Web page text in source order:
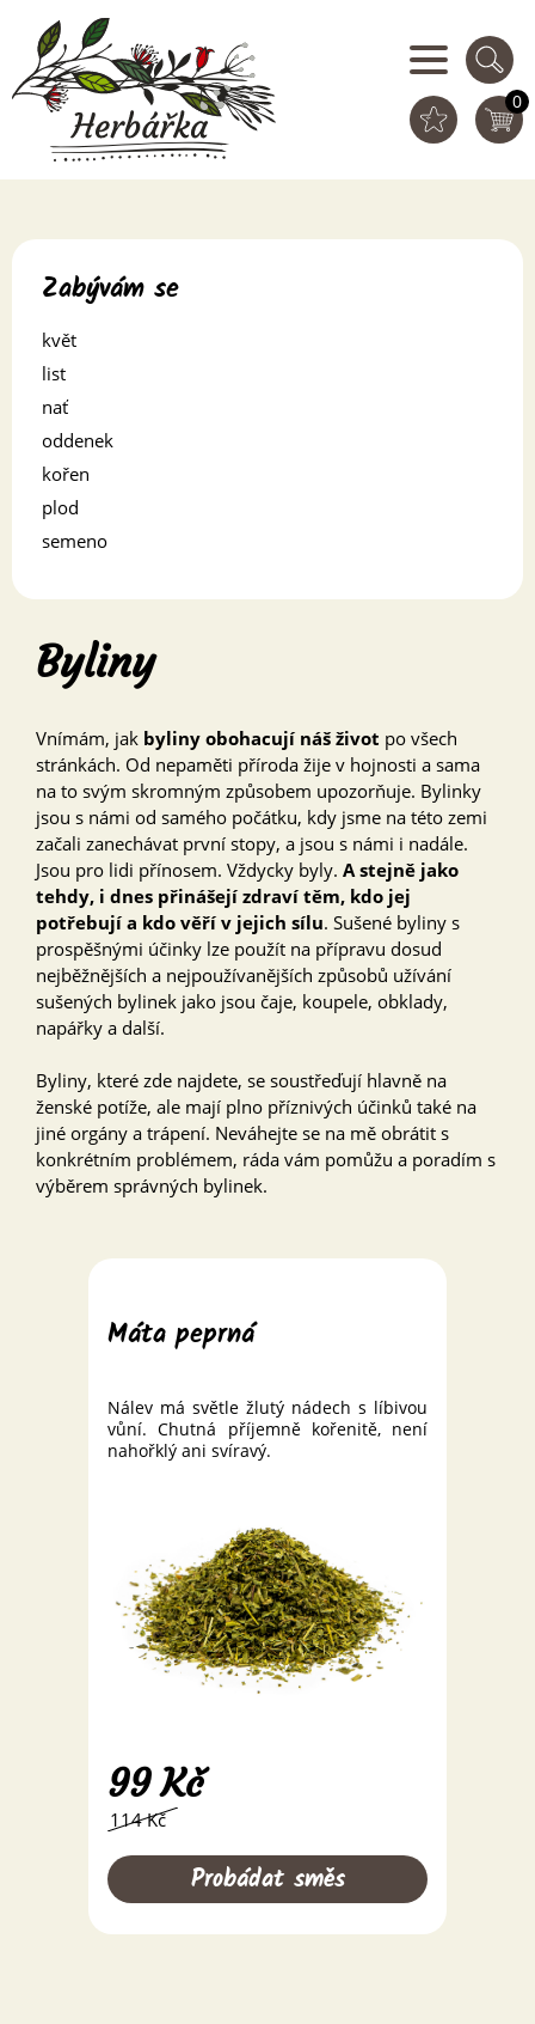
0
Zabývám se
květ
list
nať
oddenek
kořen
plod
semeno
Byliny
Vnímám, jak byliny obohacují náš život po všech
stránkách. Od nepaměti příroda žije v hojnosti a sama
na to svým skromným způsobem upozorňuje. Bylinky
jsou s námi od samého počátku, kdy jsme na této zemi
začali zanechávat první stopy, a jsou s námi i nadále.
Jsou pro lidi přínosem. Vždycky byly. A stejně jako
tehdy, i dnes přinášejí zdraví těm, kdo jej
potřebují a kdo věří v jejich sílu. Sušené byliny s
prospěšnými účinky lze použít na přípravu dosud
nejběžnějších a nejpoužívanějších způsobů užívání
sušených bylinek jako jsou čaje, koupele, obklady,
napářky a další.
Byliny, které zde najdete, se soustřeďují hlavně na
ženské potíže, ale mají plno příznivých účinků také na
jiné orgány a trápení. Neváhejte se na mě obrátit s
konkrétním problémem, ráda vám pomůžu a poradím s
výběrem správných bylinek.
Máta peprná
Nálev má světle žlutý nádech s líbivou
vůní. Chutná příjemně kořenitě, není
nahořklý ani svíravý.
99 Kč
114 Kč
Probádat směs